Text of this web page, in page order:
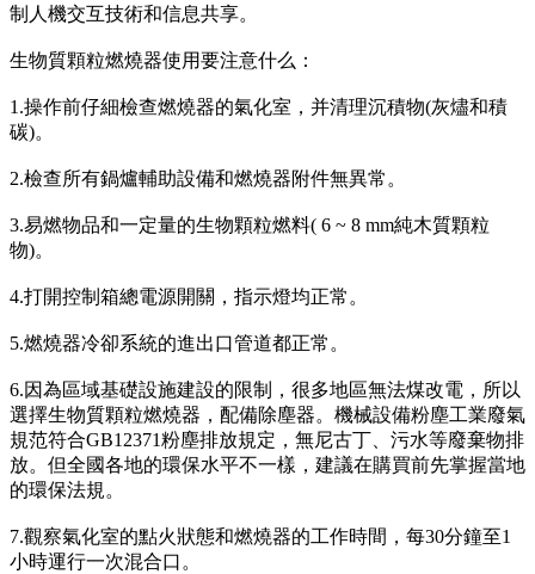
制人機交互技術和信息共享。
生物質顆粒燃燒器使用要注意什么：
1.操作前仔細檢查燃燒器的氣化室，并清理沉積物(灰燼和積
碳)。
2.檢查所有鍋爐輔助設備和燃燒器附件無異常。
3.易燃物品和一定量的生物顆粒燃料( 6 ~ 8 mm純木質顆粒
物)。
4.打開控制箱總電源開關，指示燈均正常。
5.燃燒器冷卻系統的進出口管道都正常。
6.因為區域基礎設施建設的限制，很多地區無法煤改電，所以
選擇生物質顆粒燃燒器，配備除塵器。機械設備粉塵工業廢氣
規范符合GB12371粉塵排放規定，無尼古丁、污水等廢棄物排
放。但全國各地的環保水平不一樣，建議在購買前先掌握當地
的環保法規。
7.觀察氣化室的點火狀態和燃燒器的工作時間，每30分鐘至1
小時運行一次混合口。